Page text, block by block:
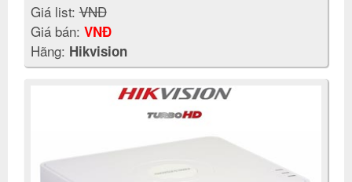
Giá list:VNĐ
Giá bán: VNĐ
Hãng: Hikvision